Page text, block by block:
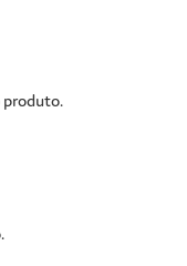
produto.